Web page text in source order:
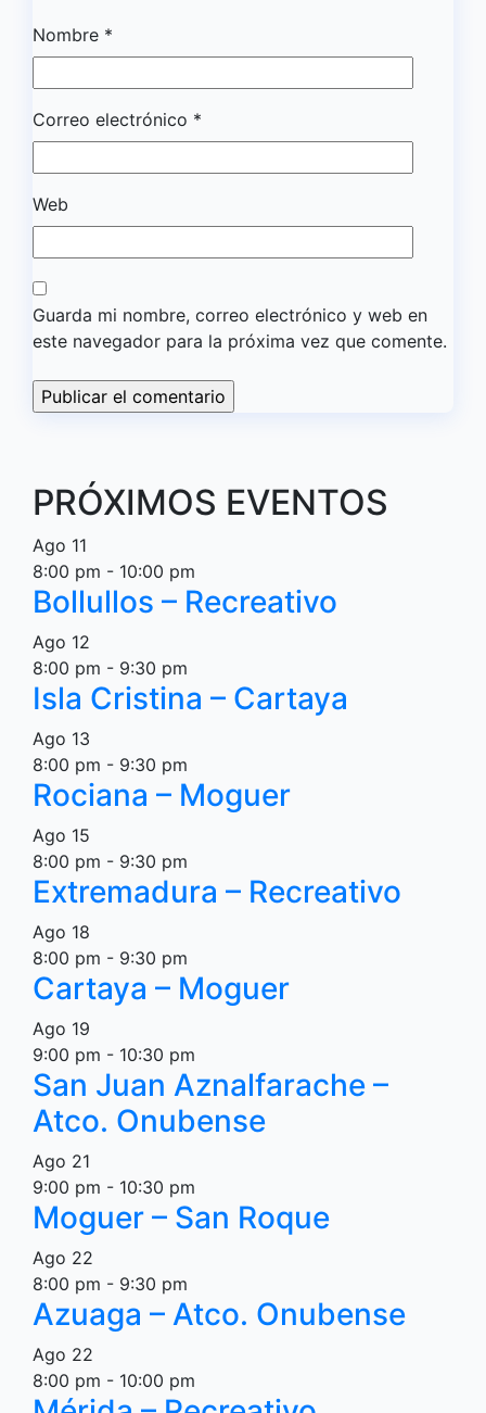
Nombre *
Correo electrónico *
Web
Guarda mi nombre, correo electrónico y web en
este navegador para la próxima vez que comente.
PRÓXIMOS EVENTOS
Ago 11
8:00 pm - 10:00 pm
Bollullos – Recreativo
Ago 12
8:00 pm - 9:30 pm
Isla Cristina – Cartaya
Ago 13
8:00 pm - 9:30 pm
Rociana – Moguer
Ago 15
8:00 pm - 9:30 pm
Extremadura – Recreativo
Ago 18
8:00 pm - 9:30 pm
Cartaya – Moguer
Ago 19
9:00 pm - 10:30 pm
San Juan Aznalfarache –
Atco. Onubense
Ago 21
9:00 pm - 10:30 pm
Moguer – San Roque
Ago 22
8:00 pm - 9:30 pm
Azuaga – Atco. Onubense
Ago 22
8:00 pm - 10:00 pm